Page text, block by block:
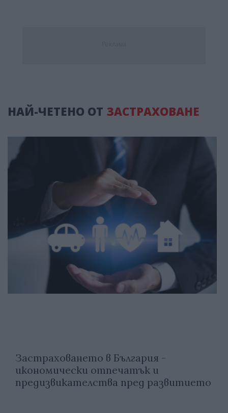
НАЙ-ЧЕТЕНО ОТ ЗАСТРАХОВАНЕ
Застраховането в България -
икономически отпечатък и
предизвикателства пред развитието